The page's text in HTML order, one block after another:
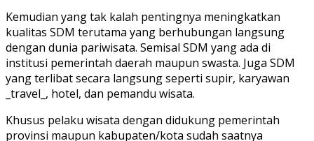
Kemudian yang tak kalah pentingnya meningkatkan
kualitas SDM terutama yang berhubungan langsung
dengan dunia pariwisata. Semisal SDM yang ada di
institusi pemerintah daerah maupun swasta. Juga SDM
yang terlibat secara langsung seperti supir, karyawan
_travel_, hotel, dan pemandu wisata.
Khusus pelaku wisata dengan didukung pemerintah
provinsi maupun kabupaten/kota sudah saatnya